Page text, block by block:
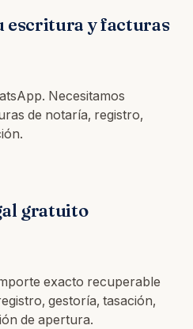
escritura y facturas
Necesitamos
de notaría, registro,
gratuito
exacto recuperable
gestoría, tasación,
de apertura.